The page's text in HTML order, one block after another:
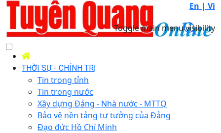
En | Vi
Toggle main menu visibility
THỜI SỰ - CHÍNH TRỊ
Tin trong tỉnh
Tin trong nước
Xây dựng Đảng - Nhà nước - MTTQ
Bảo vệ nền tảng tư tưởng của Đảng
Đạo đức Hồ Chí Minh